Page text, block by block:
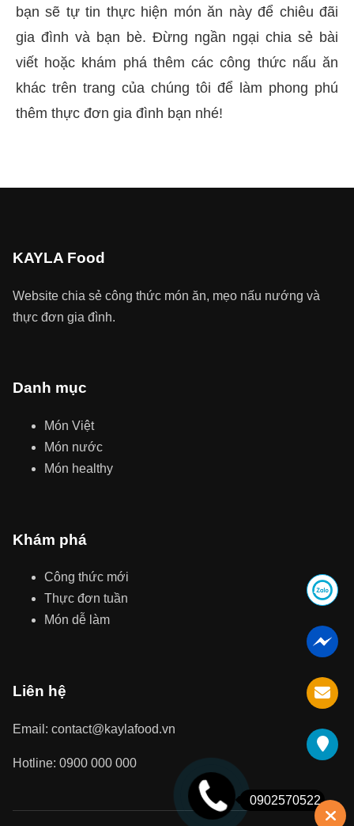
bạn sẽ tự tin thực hiện món ăn này để chiêu đãi
gia đình và bạn bè. Đừng ngần ngại chia sẻ bài
viết hoặc khám phá thêm các công thức nấu ăn
khác trên trang của chúng tôi để làm phong phú
thêm thực đơn gia đình bạn nhé!
KAYLA Food
Website chia sẻ công thức món ăn, mẹo nấu nướng và
thực đơn gia đình.
Danh mục
Món Việt
Món nước
Món healthy
Khám phá
Công thức mới
Thực đơn tuần
Món dễ làm
Liên hệ
Email: contact@kaylafood.vn
Hotline: 0900 000 000
0902570522